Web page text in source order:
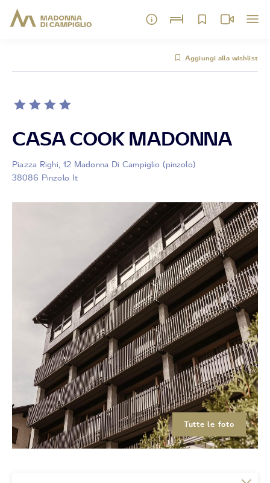
Aggiungi alla wishlist
CASA COOK MADONNA
Piazza Righi, 12 Madonna Di Campiglio (pinzolo)
38086 Pinzolo It
Tutte le foto